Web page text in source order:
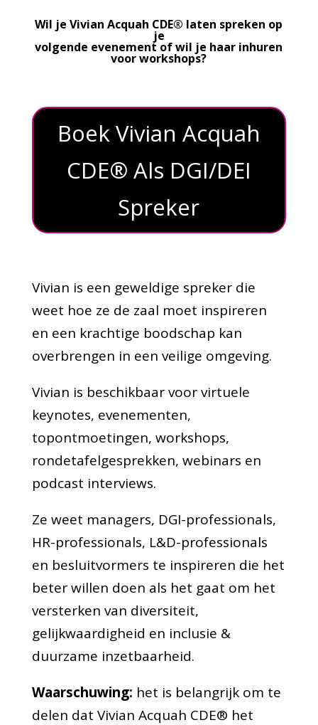
Wil je Vivian Acquah CDE® laten spreken op
je
volgende evenement of wil je haar inhuren
voor workshops?
Boek Vivian Acquah
CDE® Als DGI/DEI
Spreker
Vivian is een geweldige spreker die
weet hoe ze de zaal moet inspireren
en een krachtige boodschap kan
overbrengen in een veilige omgeving.
Vivian is beschikbaar voor virtuele
keynotes, evenementen,
topontmoetingen, workshops,
rondetafelgesprekken, webinars en
podcast interviews.
Ze weet managers, DGI-professionals,
HR-professionals, L&D-professionals
en besluitvormers te inspireren die het
beter willen doen als het gaat om het
versterken van diversiteit,
gelijkwaardigheid en inclusie &
duurzame inzetbaarheid.
Waarschuwing: het is belangrijk om te
delen dat Vivian Acquah CDE® het